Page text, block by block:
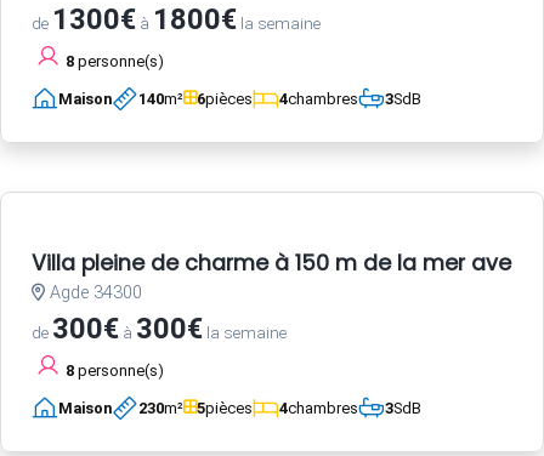
de 1300€ à 1800€ la semaine
8 personne(s)
Maison 140m² 6pièces 4chambres 3SdB
Villa pleine de charme à 150 m de la mer avec
Agde 34300
de 300€ à 300€ la semaine
8 personne(s)
Maison 230m² 5pièces 4chambres 3SdB